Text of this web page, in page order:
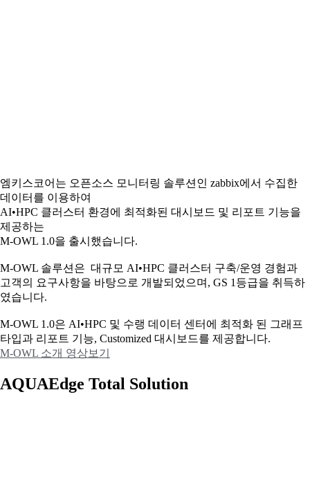
엠키스코어는 오픈소스 모니터링 솔루션인 zabbix에서 수집한
데이터를 이용하여
AI•HPC 클러스터 환경에 최적화된 대시보드 및 리포트 기능을
제공하는
M-OWL 1.0을 출시했습니다.
M-OWL 솔루션은 대규모 AI•HPC 클러스터 구축/운영 경험과
고객의 요구사항을 바탕으로 개발되었으며, GS 1등급을 취득하
였습니다.
M-OWL 1.0은 AI•HPC 및 수랭 데이터 센터에 최적화 된 그래프
타입과 리포트 기능, Customized 대시보드를 제공합니다.
M-OWL 소개 영상보기
AQUAEdge Total Solution